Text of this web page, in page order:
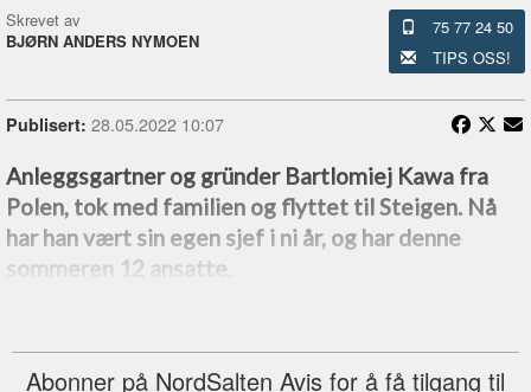
Skrevet av
BJØRN ANDERS NYMOEN
75 77 24 50
TIPS OSS!
Publisert: 28.05.2022 10:07
Anleggsgartner og gründer Bartlomiej Kawa fra
Polen, tok med familien og flyttet til Steigen. Nå
har han vært sin egen sjef i ni år, og har denne
sommeren 12 ansatte.
Abonner på NordSalten Avis for å få tilgang til